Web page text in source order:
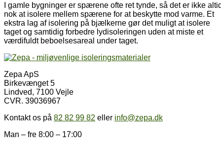
I gamle bygninger er spærene ofte ret tynde, så det er ikke
nok at isolere mellem spærene for at beskytte mod varme. Et
ekstra lag af isolering på bjælkerne gør det muligt at isolere
taget og samtidig forbedre lydisoleringen uden at miste et
værdifuldt beboelsesareal under taget.
Zepa ApS
Birkevænget 5
Lindved, 7100 Vejle
CVR. 39036967
Kontakt os på 82 82 99 82 eller info@zepa.dk
Man – fre 8:00 – 17:00